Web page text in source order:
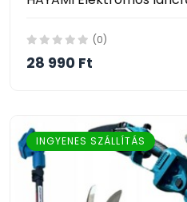
(0)
28 990 Ft
INGYENES SZÁLLÍTÁS